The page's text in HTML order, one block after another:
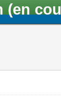
(en